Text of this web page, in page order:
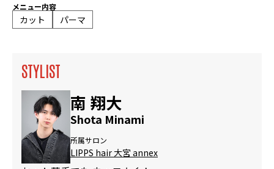
メニュー内容
カット パーマ
STYLIST
南 翔大
Shota Minami
所属サロン
LIPPS hair 大宮 annex